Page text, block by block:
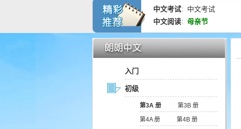
中文考试： 中文考试
中文阅读： 母亲节
入门
初级
第3A 册
第3B 册
第4A 册
第4B 册